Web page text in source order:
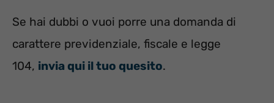
Se hai dubbi o vuoi porre una domanda di
carattere previdenziale, fiscale e legge
104, invia qui il tuo quesito.